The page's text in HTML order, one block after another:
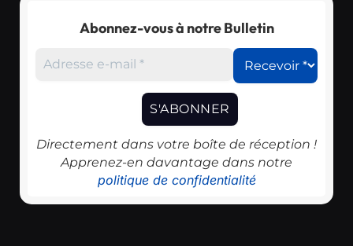
Abonnez-vous à notre Bulletin
Directement dans votre boîte de réception !
Apprenez-en davantage dans notre
politique de confidentialité